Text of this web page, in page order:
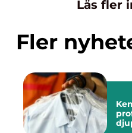
Läs fler
Fler